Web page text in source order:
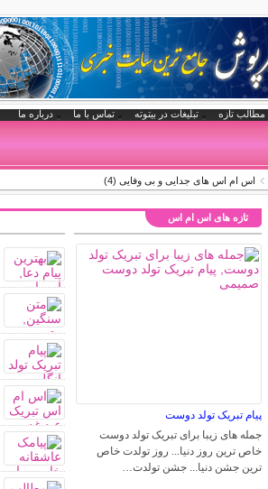
مطالب تازه تبلیغات در بیتوته تماس با ما درباره ما
اس ام اس های جدایی و بی وفایی (4)
تازه های اس ام اس
پیام تبریک تولد دوست
جمله های زیبا برای تبریک تولد دوست
خاص ترین روز دنیا... روز تولدت خاص
ترین جشن دنیا... جشن تولدت…